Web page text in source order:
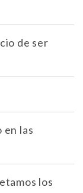
de ser
en las
los